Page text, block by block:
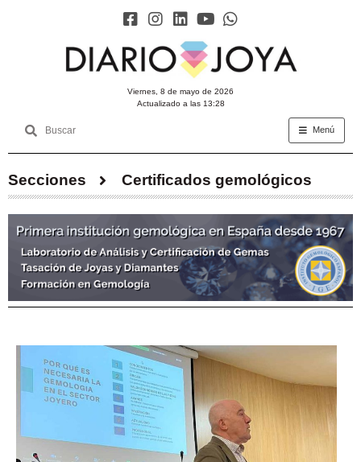
viernes, 8 de mayo de 2026
Actualizado a las 13:28
Menú
Secciones Certificados gemológicos